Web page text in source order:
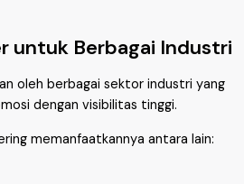
untuk Berbagai Industri
oleh berbagai sektor industri yang
dengan visibilitas tinggi.
memanfaatkannya antara lain: